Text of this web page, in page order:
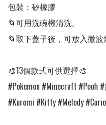
包裝：矽橡膠
🌀可用洗碗機清洗。
🌀取下蓋子後，可放入微波
🎨13個款式可供選擇🎨
#Pokemon #Minecraft #Pooh
#Kuromi #Kitty #Melody